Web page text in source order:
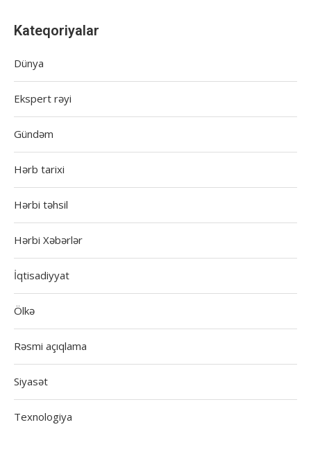
Kateqoriyalar
Dünya
Ekspert rəyi
Gündəm
Hərb tarixi
Hərbi təhsil
Hərbi Xəbərlər
İqtisadiyyat
Ölkə
Rəsmi açıqlama
Siyasət
Texnologiya